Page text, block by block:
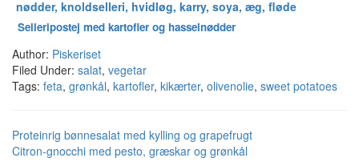
Selleripostej med kartofler og hasselnødder
Author: Piskeriset
Filed Under: salat, vegetar
Tags: feta, grønkål, kartofler, kikærter, olivenolie, sweet potatoes
Proteinrig bønnesalat med kylling og grapefrugt
Citron-gnocchi med pesto, græskar og grønkål